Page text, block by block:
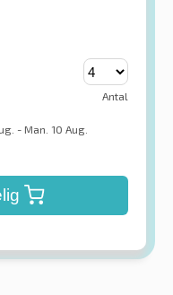
Antal
- Man. 10 Aug.